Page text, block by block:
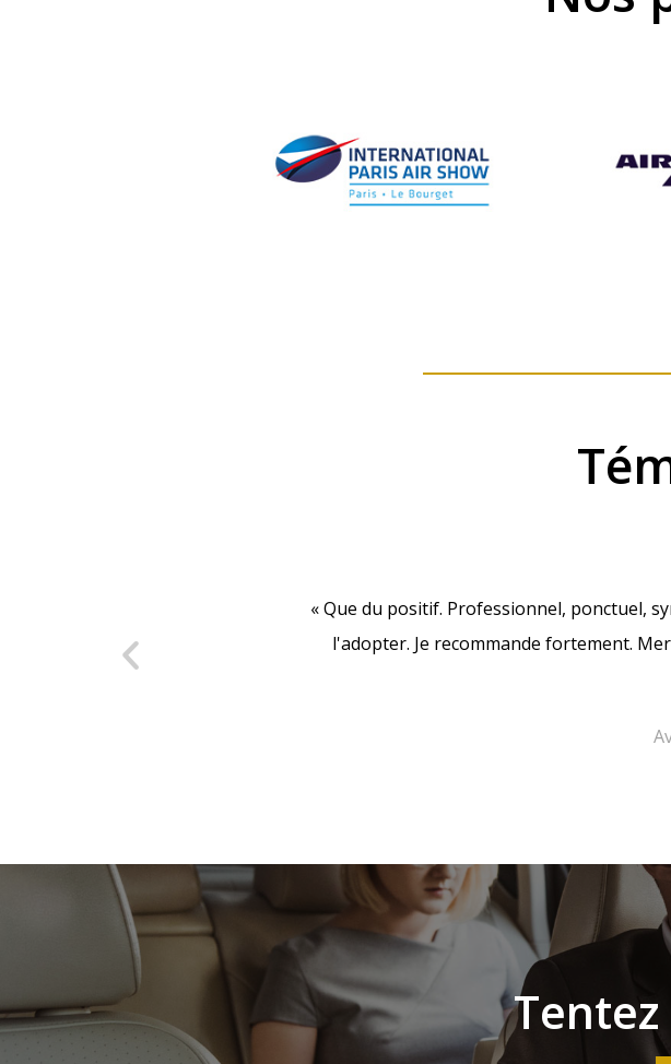
2020 -
« Que du positif. Professionnel, ponctuel,
l'adopter. Je recommande fortement.
Tentez